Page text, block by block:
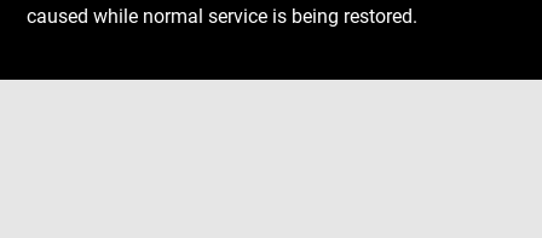
caused while normal service is being restored.
Download
Next
Previous